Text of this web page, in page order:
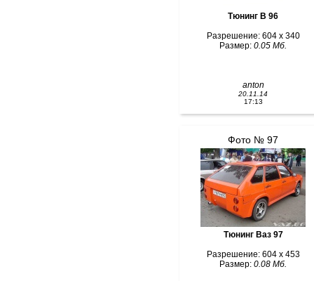
Тюнинг В 96
Разрешение: 604 x 340
Размер: 0.05 Мб.
anton
20.11.14
17:13
Фото № 97
Тюнинг Ваз 97
Разрешение: 604 x 453
Размер: 0.08 Мб.